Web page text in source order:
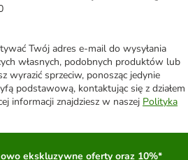
Twój adres e-mail do wysyłania
własnych, podobnych produktów lub
wyrazić sprzeciw, ponosząc jedynie
podstawową, kontaktując się z działem
informacji znajdziesz w naszej Polityka
ekskluzywne oferty oraz 10%*